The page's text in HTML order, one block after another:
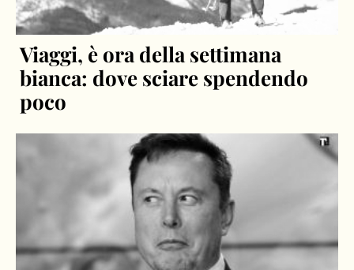
Viaggi, è ora della settimana
bianca: dove sciare spendendo
poco